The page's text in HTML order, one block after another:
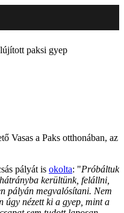
paksi gyep
Vasas a Paks otthonában, az
pályát is okolta: "Próbáltuk
kerültünk, felállni,
pályán megvalósítani. Nem
úgy nézett ki a gyep, mint a